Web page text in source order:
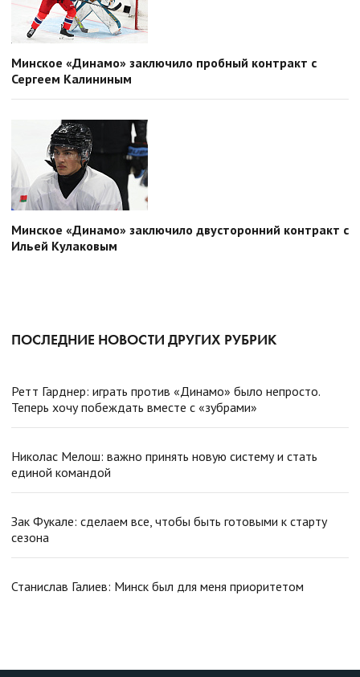
Минское «Динамо» заключило пробный контракт с
Сергеем Калининым
Минское «Динамо» заключило двусторонний контракт с
Ильей Кулаковым
ПОСЛЕДНИЕ НОВОСТИ ДРУГИХ РУБРИК
Ретт Гарднер: играть против «Динамо» было непросто.
Теперь хочу побеждать вместе с «зубрами»
Николас Мелош: важно принять новую систему и стать
единой командой
Зак Фукале: сделаем все, чтобы быть готовыми к старту
сезона
Станислав Галиев: Минск был для меня приоритетом